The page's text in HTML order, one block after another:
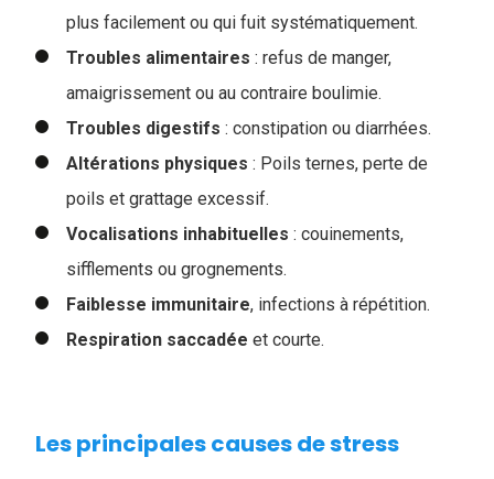
plus facilement ou qui fuit systématiquement.
Troubles alimentaires : refus de manger,
amaigrissement ou au contraire boulimie.
Troubles digestifs : constipation ou diarrhées.
Altérations physiques : Poils ternes, perte de
poils et grattage excessif.
Vocalisations inhabituelles : couinements,
sifflements ou grognements.
Faiblesse immunitaire, infections à répétition.
Respiration saccadée et courte.
Les principales causes de stress